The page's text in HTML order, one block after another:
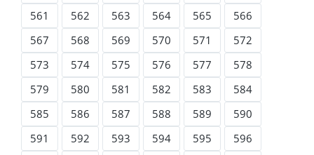
561
562 563 564 565
566
567
568 569 570 571
572
573
574 575 576 577
578
579
580 581 582 583
584
585
586 587 588 589
590
591
592 593 594 595
596